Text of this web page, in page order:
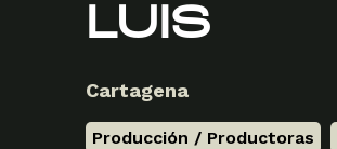
LUIS
Cartagena
Producción / Productoras